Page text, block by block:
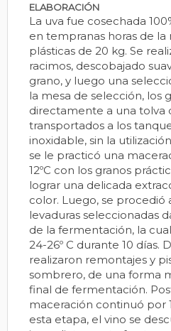
ELABORACIÓN
La uva fue cosechada
en tempranas horas de la
plásticas de 20 kg. Se
racimos, descobajado
grano, y luego una
la mesa de selección, los
directamente a una tolva
transportados a los
inoxidable, sin la
se le practicó una
12ºC con los granos
lograr una delicada
color. Luego, se procedió
levaduras seleccionadas
de la fermentación, la
24-26º C durante 10 días.
realizaron remontajes y
sombrero, de una forma
final de fermentación.
maceración continuó por
esta etapa, el vino se